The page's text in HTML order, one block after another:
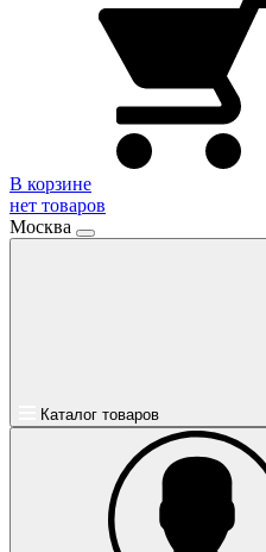
В корзине
нет товаров
Москва
Каталог товаров